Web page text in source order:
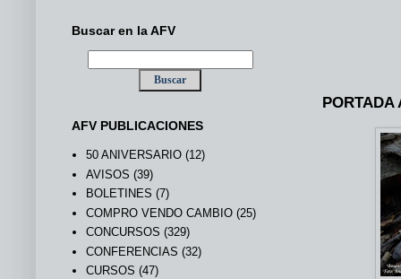
Buscar en la AFV
AFV PUBLICACIONES
50 ANIVERSARIO (12)
AVISOS (39)
BOLETINES (7)
COMPRO VENDO CAMBIO (25)
CONCURSOS (329)
CONFERENCIAS (32)
CURSOS (47)